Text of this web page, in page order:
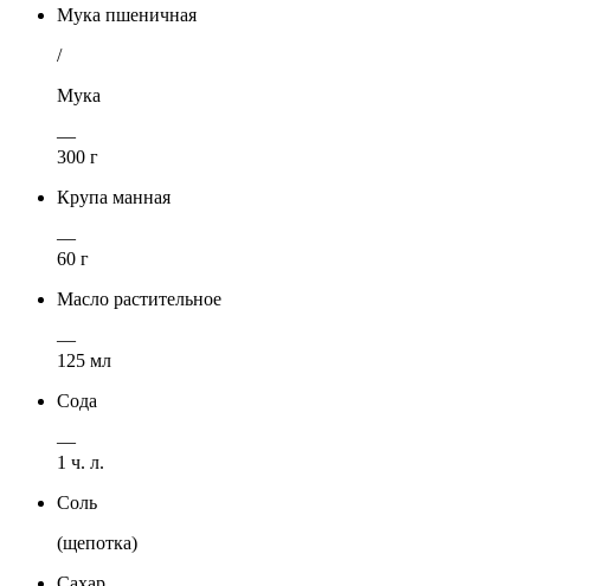
Мука пшеничная
/
Мука
—
300 г
Крупа манная
—
60 г
Масло растительное
—
125 мл
Сода
—
1 ч. л.
Соль
(щепотка)